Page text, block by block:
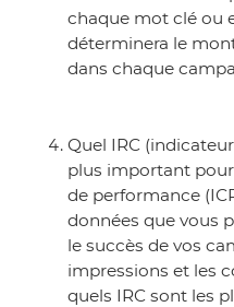
chaque mot clé ou
déterminera le
dans chaque
Quel IRC
plus important
de performance
données que vous
le succès de vos
impressions et les
quels IRC sont les